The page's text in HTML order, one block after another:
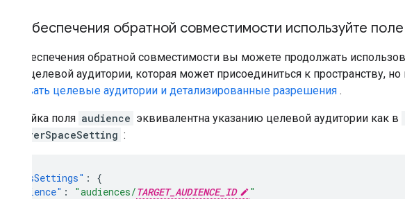
Для обеспечения обратной совместимости используйте поле
Для обеспечения обратной совместимости вы можете продолжать
одной целевой аудитории, которая может присоединиться к пространству,
указывать целевые аудитории и детализированные разрешения .
Настройка поля audience эквивалентна указанию целевой аудитории как в
discoverSpaceSetting :
"accessSettings" :
{
"audience" : "audiences/TARGET_AUDIENCE_ID
"